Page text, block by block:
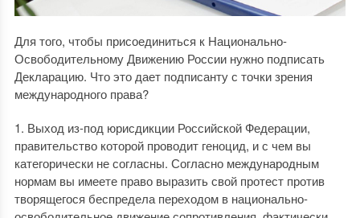
Для того, чтобы присоединиться к Национально-
Освободительному Движению России нужно подписать
Декларацию. Что это дает подписанту с точки зрения
международного права?
1. Выход из-под юрисдикции Российской Федерации,
правительство которой проводит геноцид, и с чем вы
категорически не согласны. Согласно международным
нормам вы имеете право выразить свой протест против
творящегося беспредела переходом в национально-